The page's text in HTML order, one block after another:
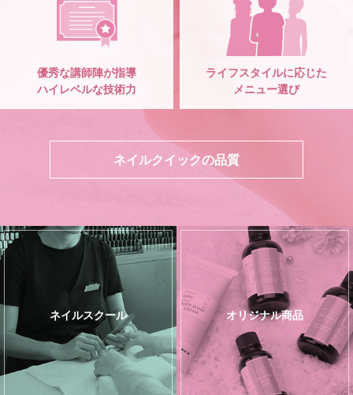
優秀な講師陣が指導
ハイレベルな技術力
ライフスタイルに応じた
メニュー選び
ネイルクイックの品質
ネイルスクール オリジナル商品